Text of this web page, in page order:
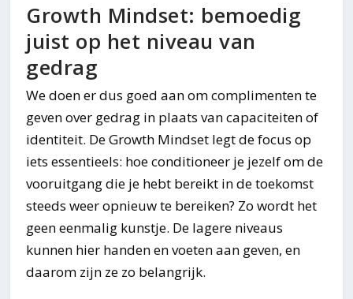
Growth Mindset: bemoedig
juist op het niveau van
gedrag
We doen er dus goed aan om complimenten te
geven over gedrag in plaats van capaciteiten of
identiteit. De Growth Mindset legt de focus op
iets essentieels: hoe conditioneer je jezelf om de
vooruitgang die je hebt bereikt in de toekomst
steeds weer opnieuw te bereiken? Zo wordt het
geen eenmalig kunstje. De lagere niveaus
kunnen hier handen en voeten aan geven, en
daarom zijn ze zo belangrijk.